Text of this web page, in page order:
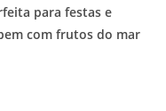
para festas e
com frutos do mar